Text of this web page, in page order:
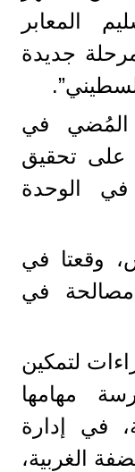
المعابر
جديدة
المُضي في
على تحقيق
الوحدة
وقعتا في
مصالحة في
لتمكين
مهامها
في إدارة
الغربية،